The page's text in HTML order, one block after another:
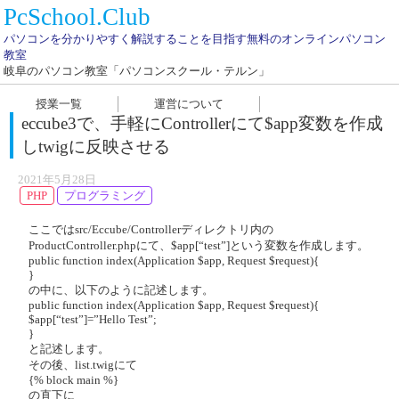
PcSchool.Club
パソコンを分かりやすく解説することを目指す無料のオンラインパソコン
教室
岐阜のパソコン教室「パソコンスクール・テルン」
授業一覧 運営について
eccube3で、手軽にControllerにて$app変数を作成
しtwigに反映させる
2021年5月28日
PHP
プログラミング
ここではsrc/Eccube/Controllerディレクトリ内の
ProductController.phpにて、$app[“test”]という変数を作成します。
public function index(Application $app, Request $request){
}
の中に、以下のように記述します。
public function index(Application $app, Request $request){
$app[“test”]=”Hello Test”;
}
と記述します。
その後、list.twigにて
{% block main %}
の直下に